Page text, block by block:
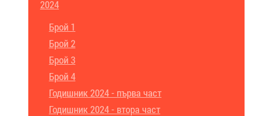
2024
Брой 1
Брой 2
Брой 3
Брой 4
Годишник 2024 - първа част
Годишник 2024 - втора част